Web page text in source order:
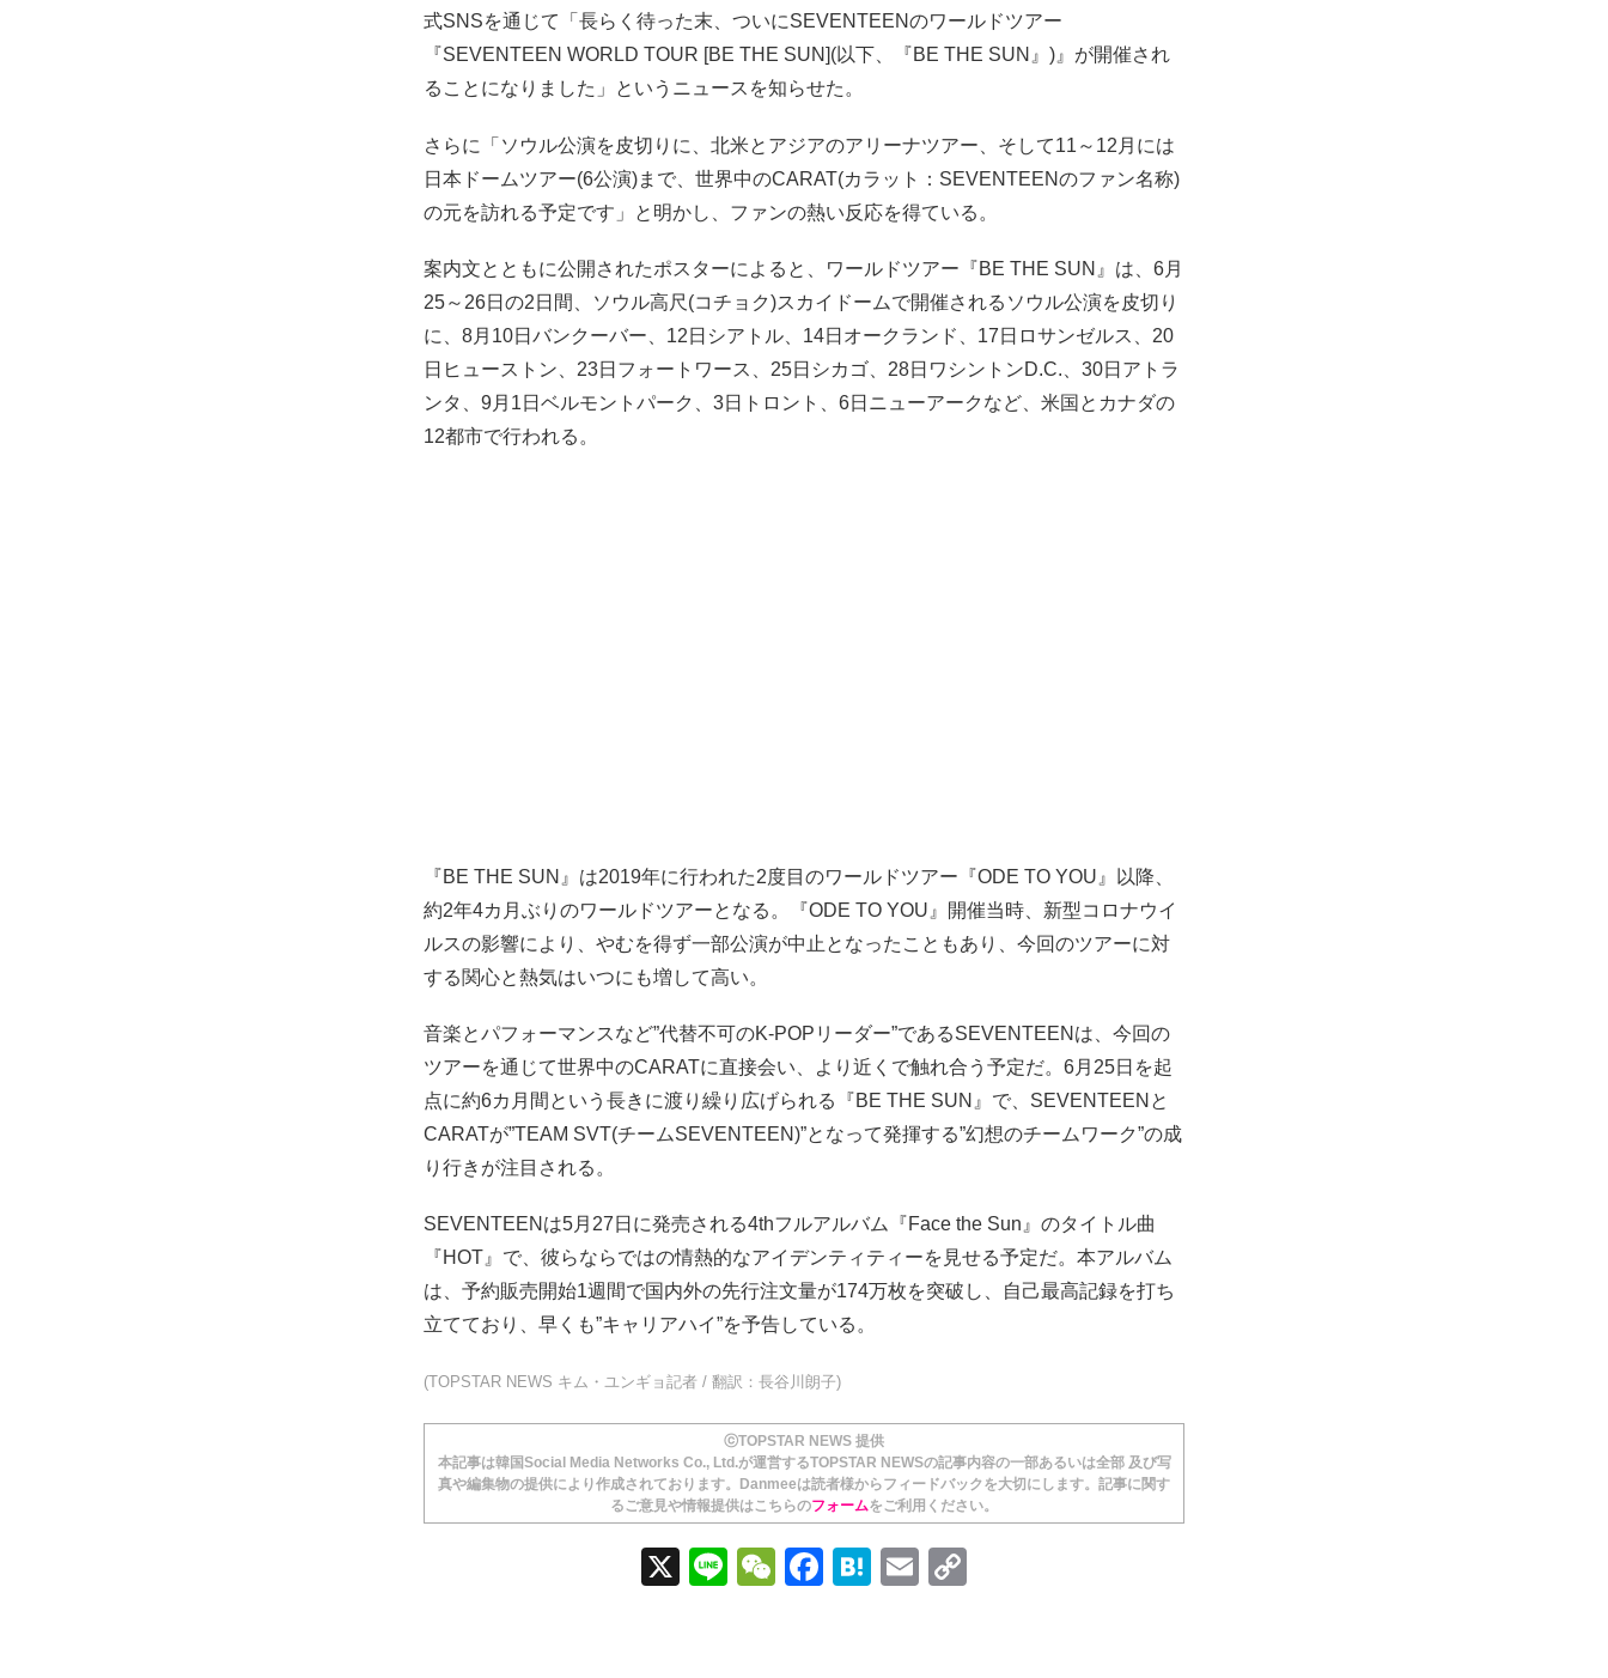
式SNSを通じて「長らく待った末、ついにSEVENTEENのワールドツアー
『SEVENTEEN WORLD TOUR [BE THE SUN](以下、『BE THE SUN』)』が開催され
ることになりました」というニュースを知らせた。
さらに「ソウル公演を皮切りに、北米とアジアのアリーナツアー、そして11～12月には
日本ドームツアー(6公演)まで、世界中のCARAT(カラット：SEVENTEENのファン名称)
の元を訪れる予定です」と明かし、ファンの熱い反応を得ている。
案内文とともに公開されたポスターによると、ワールドツアー『BE THE SUN』は、6月
25～26日の2日間、ソウル高尺(コチョク)スカイドームで開催されるソウル公演を皮切り
に、8月10日バンクーバー、12日シアトル、14日オークランド、17日ロサンゼルス、20
日ヒューストン、23日フォートワース、25日シカゴ、28日ワシントンD.C.、30日アトラ
ンタ、9月1日ベルモントパーク、3日トロント、6日ニューアークなど、米国とカナダの
12都市で行われる。
『BE THE SUN』は2019年に行われた2度目のワールドツアー『ODE TO YOU』以降、
約2年4カ月ぶりのワールドツアーとなる。『ODE TO YOU』開催当時、新型コロナウイ
ルスの影響により、やむを得ず一部公演が中止となったこともあり、今回のツアーに対
する関心と熱気はいつにも増して高い。
音楽とパフォーマンスなど”代替不可のK-POPリーダー”であるSEVENTEENは、今回の
ツアーを通じて世界中のCARATに直接会い、より近くで触れ合う予定だ。6月25日を起
点に約6カ月間という長きに渡り繰り広げられる『BE THE SUN』で、SEVENTEENと
CARATが”TEAM SVT(チームSEVENTEEN)”となって発揮する”幻想のチームワーク”の成
り行きが注目される。
SEVENTEENは5月27日に発売される4thフルアルバム『Face the Sun』のタイトル曲
『HOT』で、彼らならではの情熱的なアイデンティティーを見せる予定だ。本アルバム
は、予約販売開始1週間で国内外の先行注文量が174万枚を突破し、自己最高記録を打ち
立てており、早くも”キャリアハイ”を予告している。
(TOPSTAR NEWS キム・ユンギョ記者 / 翻訳：長谷川朗子)
ⓒTOPSTAR NEWS 提供
本記事は韓国Social Media Networks Co., Ltd.が運営するTOPSTAR NEWSの記事内容の一部あるいは全部 及び写
真や編集物の提供により作成されております。Danmeeは読者様からフィードバックを大切にします。記事に関す
るご意見や情報提供はこちらのフォームをご利用ください。
X Li W F
H E